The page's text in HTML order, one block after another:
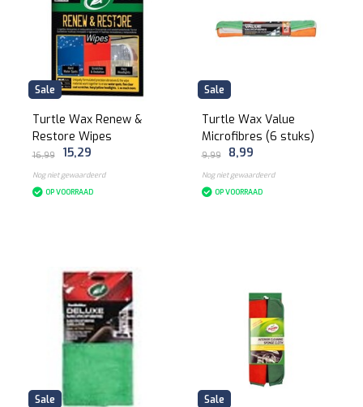
Sale
Turtle Wax Renew &
Restore Wipes
16,99 15,29
Nog niet gewaardeerd
OP VOORRAAD
Sale
Turtle Wax Value
Microfibres (6 stuks)
9,99 8,99
Nog niet gewaardeerd
OP VOORRAAD
Sale Sale